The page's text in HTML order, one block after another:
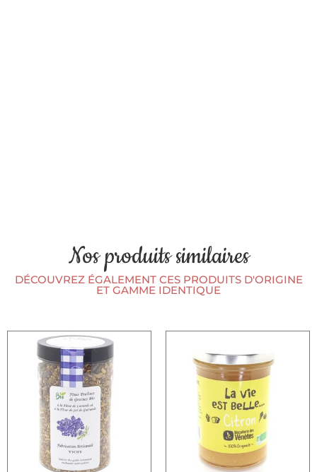
Nos produits similaires
DÉCOUVREZ ÉGALEMENT CES PRODUITS D'ORIGINE
ET GAMME IDENTIQUE